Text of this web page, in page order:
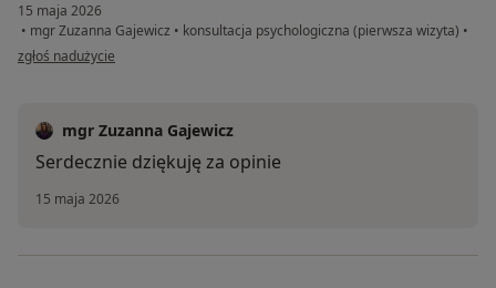
15 maja 2026
• mgr Zuzanna Gajewicz • konsultacja psychologiczna (pierwsza wizyta) •
w opinii użytkownika Remigiusz
zgłoś nadużycie
mgr Zuzanna Gajewicz
Serdecznie dziękuję za opinie
15 maja 2026